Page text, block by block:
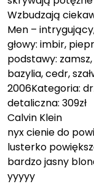
Wzbudzają
Men –
głowy: imbir,
podstawy:
bazylia, cedr,
2006Kategoria:
detaliczna: 309zł
Calvin Klein
nyx cienie do
lusterko
bardzo jasny
yyyyy